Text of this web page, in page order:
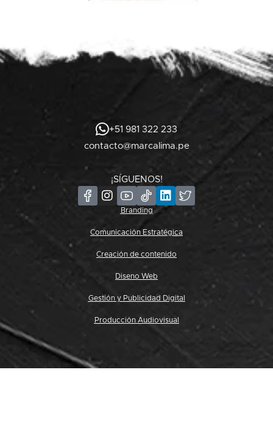
+51 981 322 233
contacto@marcalima.pe
¡SÍGUENOS!
Branding
Comunicación Estratégica
Creación de contenido
Diseno Web
Gestión y Publicidad Digital
Producción Audiovisual